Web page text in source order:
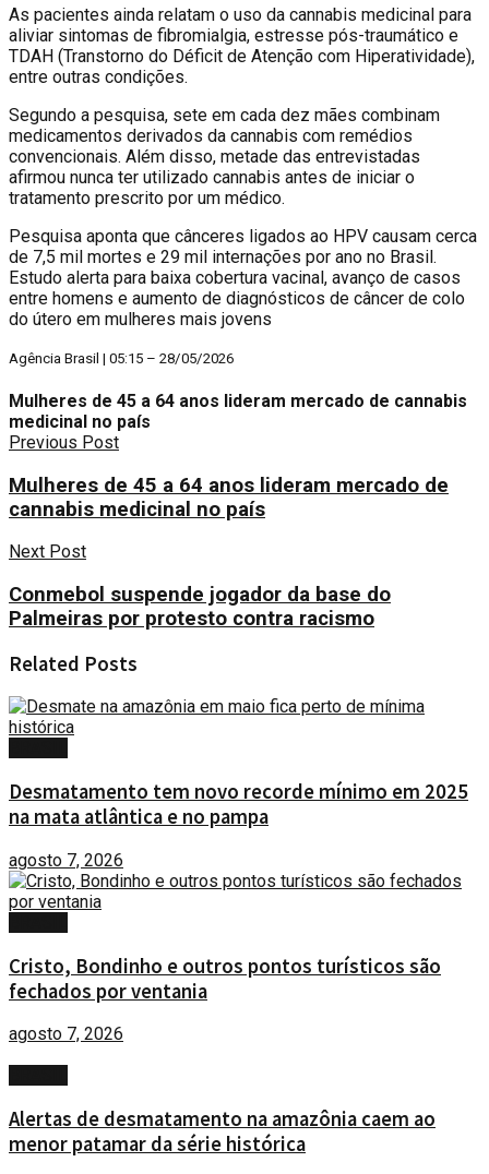
As pacientes ainda relatam o uso da cannabis medicinal para
aliviar sintomas de fibromialgia, estresse pós-traumático e
TDAH (Transtorno do Déficit de Atenção com Hiperatividade),
entre outras condições.
Segundo a pesquisa, sete em cada dez mães combinam
medicamentos derivados da cannabis com remédios
convencionais. Além disso, metade das entrevistadas
afirmou nunca ter utilizado cannabis antes de iniciar o
tratamento prescrito por um médico.
Pesquisa aponta que cânceres ligados ao HPV causam cerca
de 7,5 mil mortes e 29 mil internações por ano no Brasil.
Estudo alerta para baixa cobertura vacinal, avanço de casos
entre homens e aumento de diagnósticos de câncer de colo
do útero em mulheres mais jovens
Agência Brasil | 05:15 – 28/05/2026
Mulheres de 45 a 64 anos lideram mercado de cannabis
medicinal no país
Previous Post
Mulheres de 45 a 64 anos lideram mercado de
cannabis medicinal no país
Next Post
Conmebol suspende jogador da base do
Palmeiras por protesto contra racismo
Related Posts
Desmatamento tem novo recorde mínimo em 2025
na mata atlântica e no pampa
agosto 7, 2026
Cristo, Bondinho e outros pontos turísticos são
fechados por ventania
agosto 7, 2026
Alertas de desmatamento na amazônia caem ao
menor patamar da série histórica